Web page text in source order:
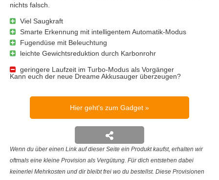
nichts falsch.
Viel Saugkraft
Smarte Erkennung mit intelligentem Automatik-Modus
Fugendüse mit Beleuchtung
leichte Gewichtsreduktion durch Karbonrohr
geringere Laufzeit im Turbo-Modus als Vorgänger
Kann euch der neue Dreame Akkusauger überzeugen?
Hier geht's zum Gadget
Wenn du über einen Link auf dieser Seite ein Produkt kaufst, erhalten wir
oftmals eine kleine Provision als Vergütung. Für dich entstehen dabei
keinerlei Mehrkosten und dir bleibt frei wo du bestellst. Diese Provisionen